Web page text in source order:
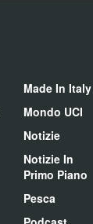
Made In Italy
Mondo UCI
Notizie
Notizie In
Primo Piano
Pesca